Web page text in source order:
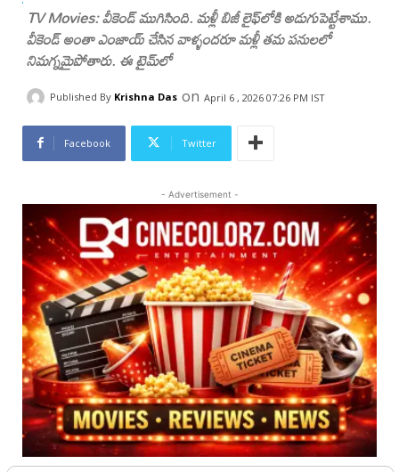
TV Movies: వీకెండ్ ముగిసింది. మళ్లీ బిజీ లైఫ్‌లోకి అడుగుపెట్టేశాము.
వీకెండ్ అంతా ఎంజాయ్ చేసిన వాళ్ళందరూ మళ్లీ తమ పనులలో
నిమగ్నమైపోతారు. ఈ టైమ్‌లో
Published By Krishna Das on April 6 , 2026 07:26 PM IST
Facebook Twitter
- Advertisement -